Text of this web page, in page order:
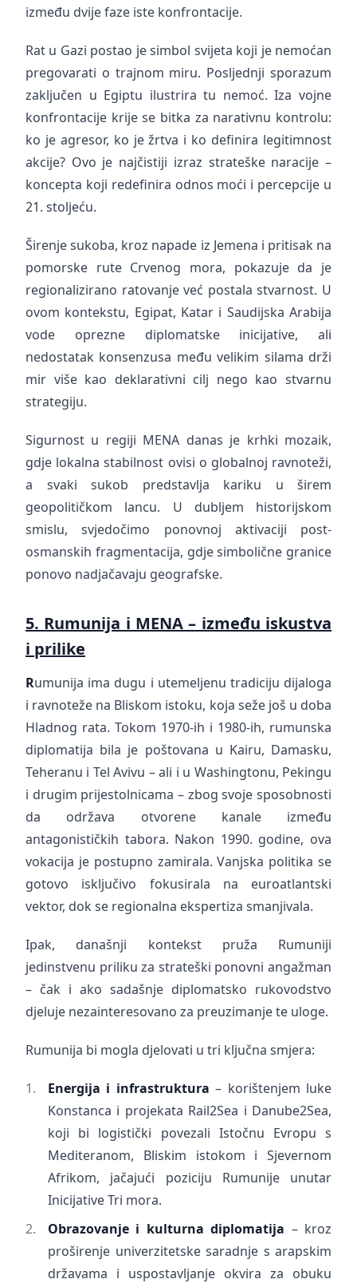
između dvije faze iste konfrontacije.
Rat u Gazi postao je simbol svijeta koji je nemoćan
pregovarati o trajnom miru. Posljednji sporazum
zaključen u Egiptu ilustrira tu nemoć. Iza vojne
konfrontacije krije se bitka za narativnu kontrolu:
ko je agresor, ko je žrtva i ko definira legitimnost
akcije? Ovo je najčistiji izraz strateške naracije –
koncepta koji redefinira odnos moći i percepcije u
21. stoljeću.
Širenje sukoba, kroz napade iz Jemena i pritisak na
pomorske rute Crvenog mora, pokazuje da je
regionalizirano ratovanje već postala stvarnost. U
ovom kontekstu, Egipat, Katar i Saudijska Arabija
vode oprezne diplomatske inicijative, ali
nedostatak konsenzusa među velikim silama drži
mir više kao deklarativni cilj nego kao stvarnu
strategiju.
Sigurnost u regiji MENA danas je krhki mozaik,
gdje lokalna stabilnost ovisi o globalnoj ravnoteži,
a svaki sukob predstavlja kariku u širem
geopolitičkom lancu. U dubljem historijskom
smislu, svjedočimo ponovnoj aktivaciji post-
osmanskih fragmentacija, gdje simbolične granice
ponovo nadjačavaju geografske.
5. Rumunija i MENA – između iskustva
i prilike
Rumunija ima dugu i utemeljenu tradiciju dijaloga
i ravnoteže na Bliskom istoku, koja seže još u doba
Hladnog rata. Tokom 1970-ih i 1980-ih, rumunska
diplomatija bila je poštovana u Kairu, Damasku,
Teheranu i Tel Avivu – ali i u Washingtonu, Pekingu
i drugim prijestolnicama – zbog svoje sposobnosti
da održava otvorene kanale između
antagonističkih tabora. Nakon 1990. godine, ova
vokacija je postupno zamirala. Vanjska politika se
gotovo isključivo fokusirala na euroatlantski
vektor, dok se regionalna ekspertiza smanjivala.
Ipak, današnji kontekst pruža Rumuniji
jedinstvenu priliku za strateški ponovni angažman
– čak i ako sadašnje diplomatsko rukovodstvo
djeluje nezainteresovano za preuzimanje te uloge.
Rumunija bi mogla djelovati u tri ključna smjera:
Energija i infrastruktura – korištenjem luke
Konstanca i projekata Rail2Sea i Danube2Sea,
koji bi logistički povezali Istočnu Evropu s
Mediteranom, Bliskim istokom i Sjevernom
Afrikom, jačajući poziciju Rumunije unutar
Inicijative Tri mora.
Obrazovanje i kulturna diplomatija – kroz
proširenje univerzitetske saradnje s arapskim
državama i uspostavljanje okvira za obuku